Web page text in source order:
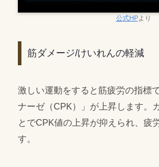
公式HPより
筋ダメージ/けいれんの軽減
激しい運動をすると筋疲労の指標
ナーゼ（CPK）」が上昇します。
とでCPK値の上昇が抑えられ、疲
す。